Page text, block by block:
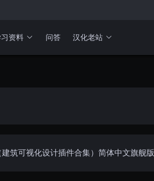
资料 问答 汉化老站
筑可视化设计插件合集）简体中文旗舰版